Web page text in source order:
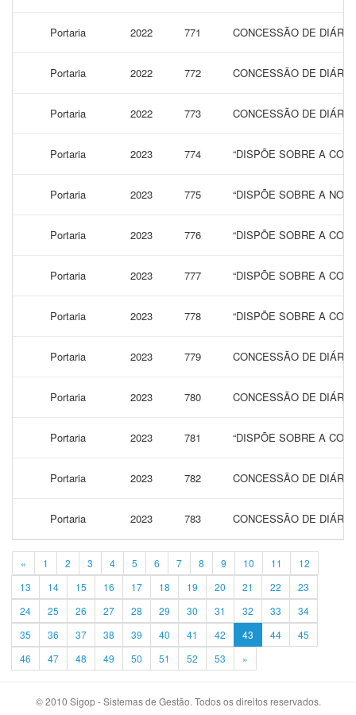
Portaria 2022 771 CONCESSÃO DE
Portaria 2022 772 CONCESSÃO DE
Portaria 2022 773 CONCESSÃO DE
Portaria 2023 774 “DISPÕE SOBRE A
Portaria 2023 775 “DISPÕE SOBRE A
Portaria 2023 776 “DISPÕE SOBRE A
Portaria 2023 777 “DISPÕE SOBRE A
Portaria 2023 778 “DISPÕE SOBRE A
Portaria 2023 779 CONCESSÃO DE
Portaria 2023 780 CONCESSÃO DE
Portaria 2023 781 “DISPÕE SOBRE A
Portaria 2023 782 CONCESSÃO DE
Portaria 2023 783 CONCESSÃO DE
« 1 2 3 4 5 6 7 8 9 10 11
12
13
14 15 16 17 18 19 20 21 22
23
24
25 26 27 28 29 30 31 32 33
34
35
36 37 38 39 40 41 42 43 44
45
46
47 48 49 50 51 52 53 »
© 2010 Sigop - Sistemas de Gestão. Todos os direitos reservados.